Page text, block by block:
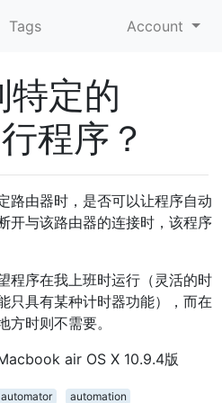
Tags Account
特定的
程序？
路由器时，是否可以让程序自动
开与该路由器的连接时，该程序
程序在我上班时运行（灵活的时
只具有某种计时器功能），而在
方时则不需要。
air OS X 10.9.4版
automator
automation